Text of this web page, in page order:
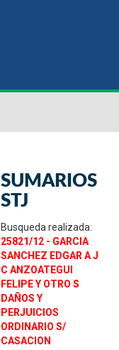
SUMARIOS
STJ
Busqueda realizada:
25821/12 - GARCIA
SANCHEZ EDGAR A J
C ANZOATEGUI
FELIPE Y OTRO S
DAÑOS Y
PERJUICIOS
ORDINARIO S/
CASACION